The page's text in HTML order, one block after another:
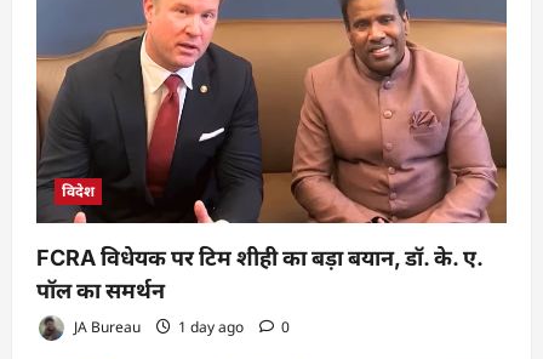
विदेश
FCRA विधेयक पर टिम शीही का बड़ा बयान, डॉ. के. ए.
पॉल का समर्थन
JA Bureau 1 day ago 0